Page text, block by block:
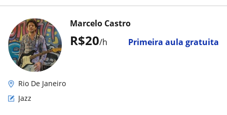
R$20/h Primeira aula gratuita
Marcelo Castro
Rio De Janeiro
Jazz